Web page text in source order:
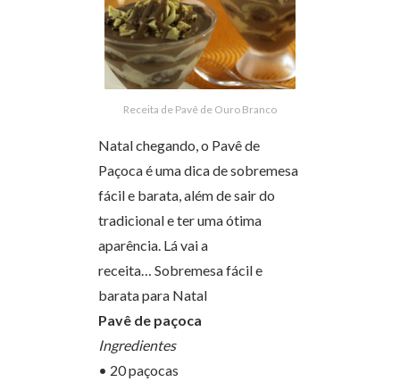
Receita de Pavê de Ouro Branco
Natal chegando, o Pavê de
Paçoca é uma dica de sobremesa
fácil e barata, além de sair do
tradicional e ter uma ótima
aparência. Lá vai a
receita… Sobremesa fácil e
barata para Natal
Pavê de paçoca
Ingredientes
• 20 paçocas